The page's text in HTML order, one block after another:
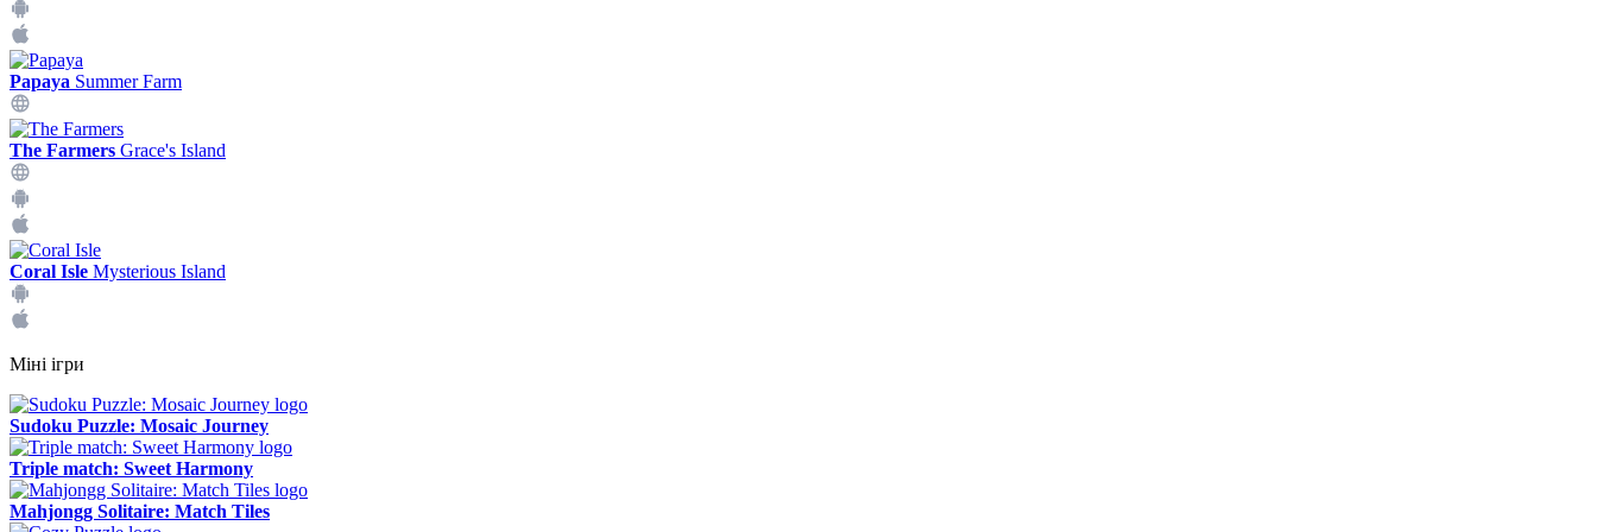
Papaya Summer Farm
The Farmers Grace's Island
Coral Isle Mysterious Island
Міні ігри
Sudoku Puzzle: Mosaic Journey
Triple match: Sweet Harmony
Mahjongg Solitaire: Match Tiles